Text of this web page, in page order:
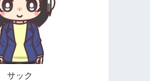
サック